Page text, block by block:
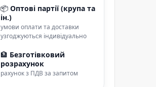
📦Оптові партії (крупа та
ін.)
умови оплати та доставки
узгоджуються індивідуально
🏦 Безготівковий
розрахунок
рахунок з ПДВ за запитом